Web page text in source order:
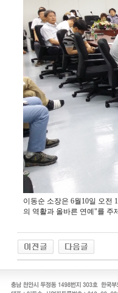
이동순 소장은 6월10일 오전
의 역활과 올바른 연예"를 주